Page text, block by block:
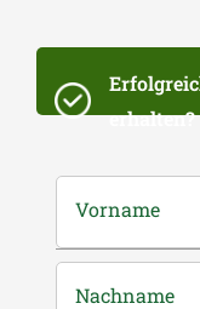
erhalten?
Vorname
Nachname